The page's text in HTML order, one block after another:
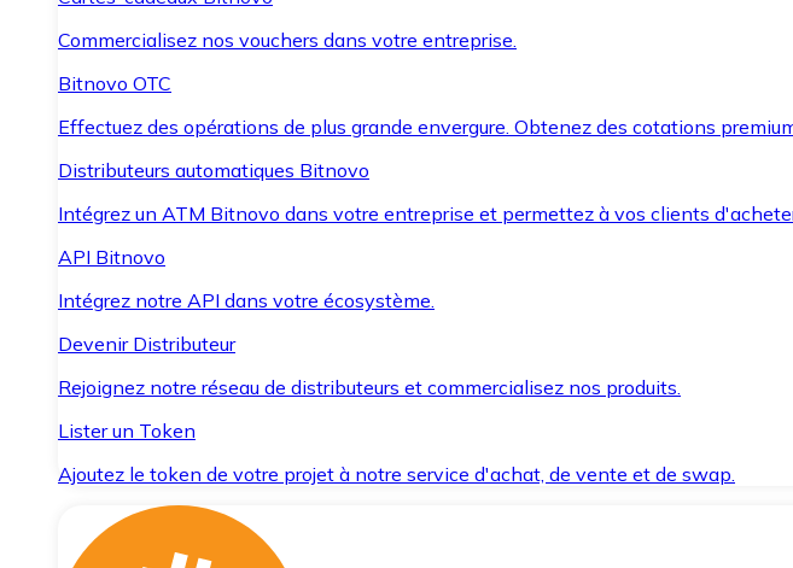
Commercialisez nos vouchers dans votre entreprise.
Bitnovo OTC
Effectuez des opérations de plus grande envergure. Obtenez des cotations
Distributeurs automatiques Bitnovo
Intégrez un ATM Bitnovo dans votre entreprise et permettez à vos clients
API Bitnovo
Intégrez notre API dans votre écosystème.
Devenir Distributeur
Rejoignez notre réseau de distributeurs et commercialisez nos produits.
Lister un Token
Ajoutez le token de votre projet à notre service d'achat, de vente et de swap.